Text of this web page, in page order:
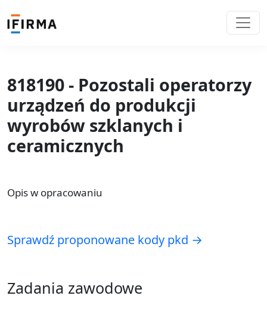
818190 - Pozostali operatorzy
urządzeń do produkcji
wyrobów szklanych i
ceramicznych
Opis w opracowaniu
Sprawdź proponowane kody pkd →
Zadania zawodowe